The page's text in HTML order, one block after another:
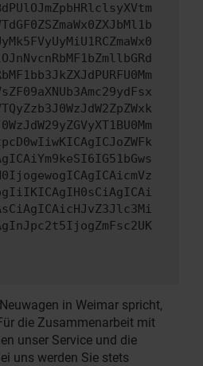
in Weimar spricht,
die Zusammenarbeit mit
unser Service und die
uns werden Sie stets